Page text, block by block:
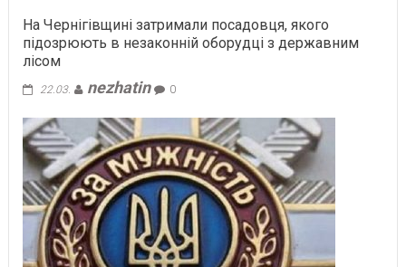
На Чернігівщині затримали посадовця, якого
підозрюють в незаконній оборудці з державним
лісом
22.03. nezhatin 0